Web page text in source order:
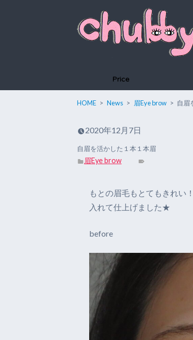
Price
HOME News 眉Eye brow 自眉
2020年12月7日
自眉を活かした１本１本眉
眉Eye brow
もとの眉毛もとてもきれい
入れて仕上げました★
before